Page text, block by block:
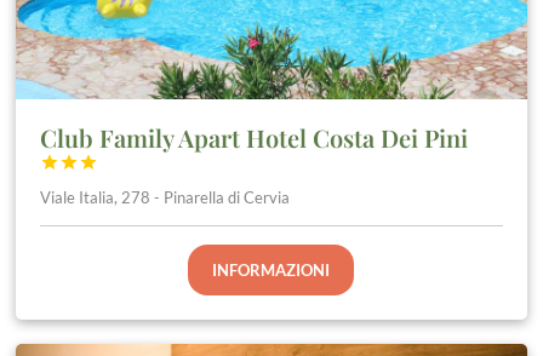
Club Family Apart Hotel Costa Dei Pini



Viale Italia, 278 - Pinarella di Cervia
INFORMAZIONI